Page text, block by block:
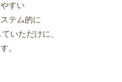
すい
テム的に
いただけに、
。